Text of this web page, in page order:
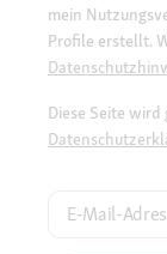
mein
Profile erstellt.
Diese Seite wird
E-Mail-